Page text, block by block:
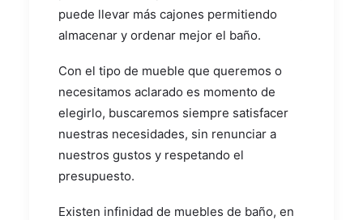
puede llevar más cajones permitiendo
almacenar y ordenar mejor el baño.
Con el tipo de mueble que queremos o
necesitamos aclarado es momento de
elegirlo, buscaremos siempre satisfacer
nuestras necesidades, sin renunciar a
nuestros gustos y respetando el
presupuesto.
Existen infinidad de muebles de baño, en